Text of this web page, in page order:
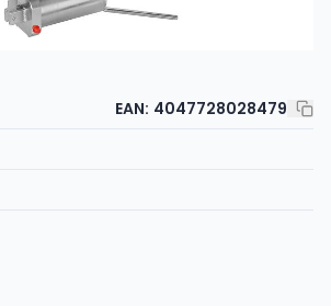
EAN: 4047728028479